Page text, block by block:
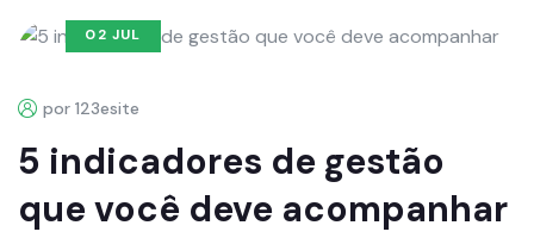
02 JUL
por 123esite
5 indicadores de gestão
que você deve acompanhar